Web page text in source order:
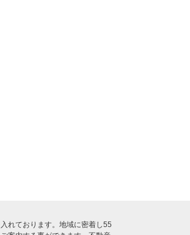
れております。地域に密着し55